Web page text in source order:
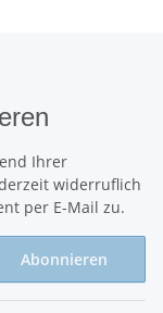
Ihrer
widerruflich
per E-Mail zu.
Abonnieren